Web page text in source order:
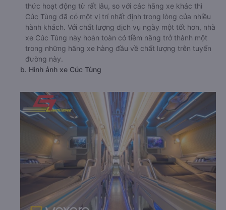
thức hoạt động từ rất lâu, so với các hãng xe khác thì
Cúc Tùng đã có một vị trí nhất định trong lòng của nhiều
hành khách. Với chất lượng dịch vụ ngày một tốt hơn, nhà
xe Cúc Tùng này hoàn toàn có tiềm năng trở thành một
trong những hãng xe hàng đầu về chất lượng trên tuyến
đường này.
b. Hình ảnh xe Cúc Tùng